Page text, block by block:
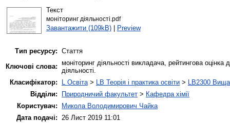
Текст
моніторинг діяльності.pdf
Завантажити (109kB)| Preview
Тип ресурсу: Стаття
Ключові слова: моніторинг діяльності викладача, рейтингова оцінка
діяльності.
Класифікатор:
L Освіта> LB Теорія і практика освіти > LB2300 Вища
Відділи:
Природничий факультет > Кафедра хімії
Користувач:
Микола Володимирович Чайка
Дата подачі: 26 Лист 2019 11:01